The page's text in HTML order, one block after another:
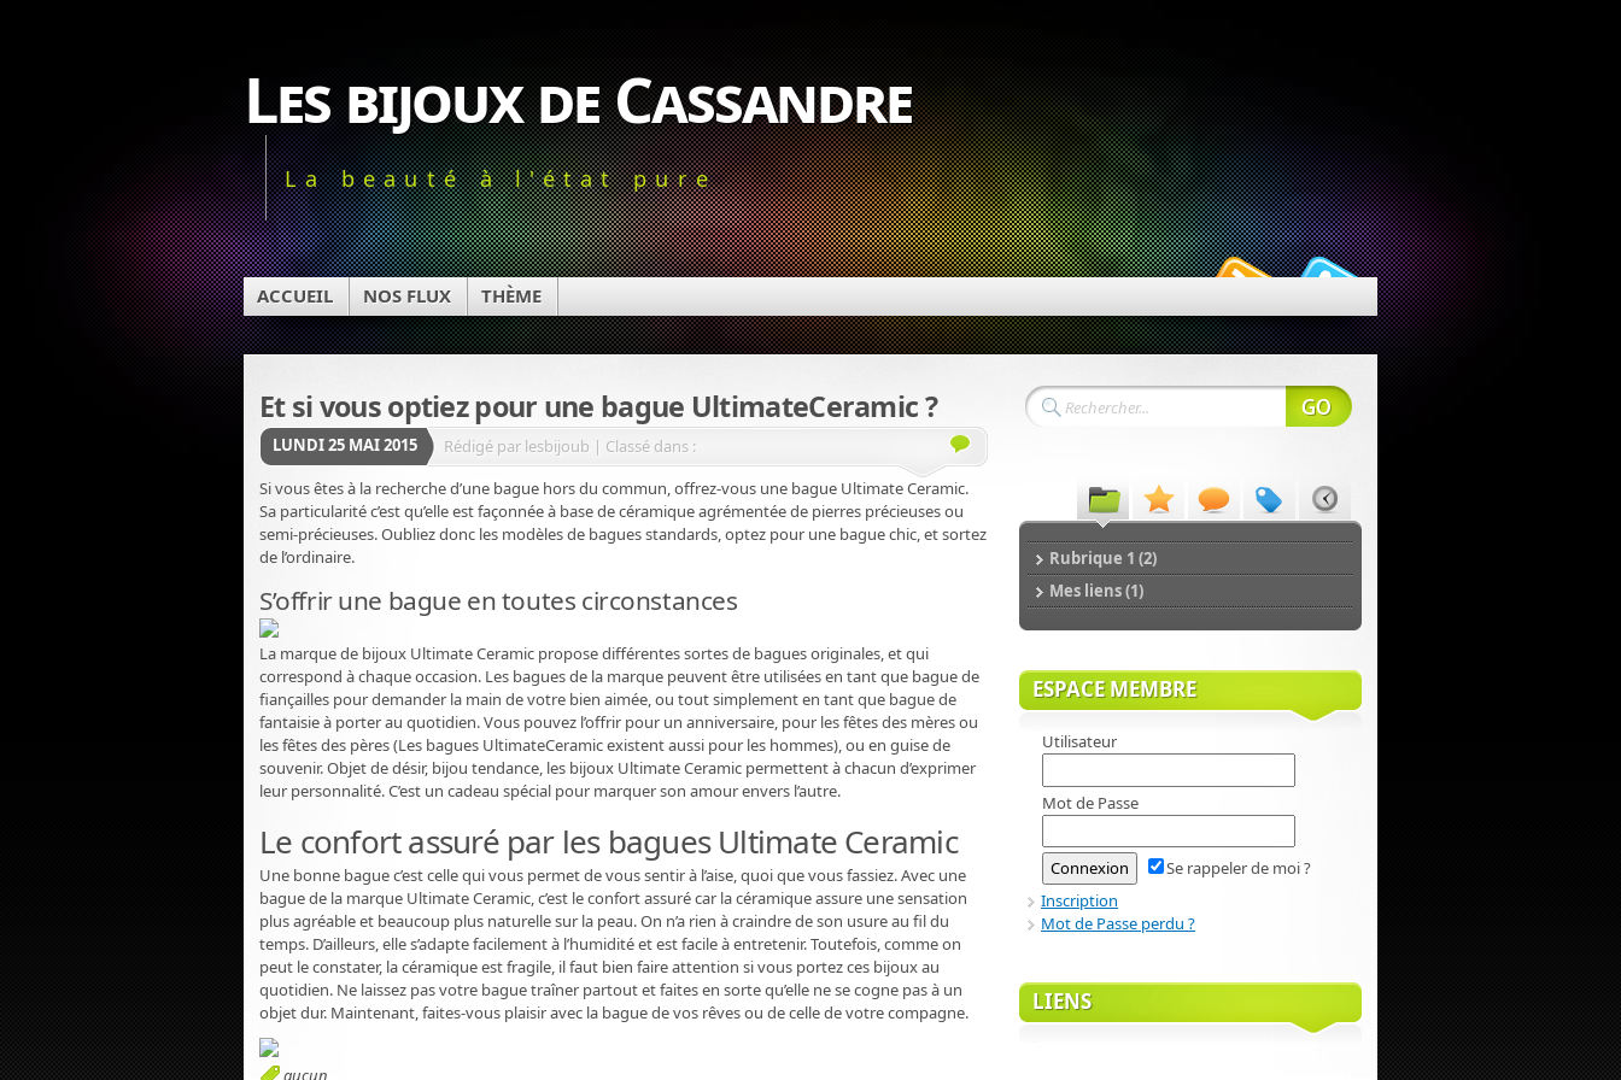
Les bijoux de Cassandre
La beauté à l'état pure
ACCUEIL NOS FLUX THÈME
Et si vous optiez pour une bague UltimateCeramic ?
LUNDI 25 MAI 2015
Rédigé par lesbijoub | Classé dans :
Si vous êtes à la recherche d’une bague hors du commun, offrez-vous une bague Ultimate Ceramic.
Sa particularité c’est qu’elle est façonnée à base de céramique agrémentée de pierres précieuses ou
semi-précieuses. Oubliez donc les modèles de bagues standards, optez pour une bague chic, et sortez
de l’ordinaire.
S’offrir une bague en toutes circonstances
La marque de bijoux Ultimate Ceramic propose différentes sortes de bagues originales, et qui
correspond à chaque occasion. Les bagues de la marque peuvent être utilisées en tant que bague de
fiançailles pour demander la main de votre bien aimée, ou tout simplement en tant que bague de
fantaisie à porter au quotidien. Vous pouvez l’offrir pour un anniversaire, pour les fêtes des mères ou
les fêtes des pères (Les bagues UltimateCeramic existent aussi pour les hommes), ou en guise de
souvenir. Objet de désir, bijou tendance, les bijoux Ultimate Ceramic permettent à chacun d’exprimer
leur personnalité. C’est un cadeau spécial pour marquer son amour envers l’autre.
Le confort assuré par les bagues Ultimate Ceramic
Une bonne bague c’est celle qui vous permet de vous sentir à l’aise, quoi que vous fassiez. Avec une
bague de la marque Ultimate Ceramic, c’est le confort assuré car la céramique assure une sensation
plus agréable et beaucoup plus naturelle sur la peau. On n’a rien à craindre de son usure au fil du
temps. D’ailleurs, elle s’adapte facilement à l’humidité et est facile à entretenir. Toutefois, comme on
peut le constater, la céramique est fragile, il faut bien faire attention si vous portez ces bijoux au
quotidien. Ne laissez pas votre bague traîner partout et faites en sorte qu’elle ne se cogne pas à un
objet dur. Maintenant, faites-vous plaisir avec la bague de vos rêves ou de celle de votre compagne.
aucun
Rubrique 1 (2)
Mes liens (1)
ESPACE MEMBRE
Utilisateur
Mot de Passe
Se rappeler de moi ?
Inscription
Mot de Passe perdu ?
LIENS